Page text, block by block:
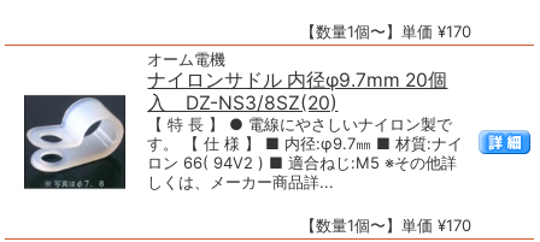
【数量1個〜】単価 ¥170
オーム電機
ナイロンサドル 内径φ9.7mm 20個
入 DZ-NS3/8SZ(20)
【 特 長 】 ● 電線にやさしいナイロン製で
す。 【 仕 様 】 ■ 内径:φ9.7㎜ ■ 材質:ナイ
ロン 66( 94V2 ) ■ 適合ねじ:M5 ※その他詳
しくは、メーカー商品詳...
【数量1個〜】単価 ¥170